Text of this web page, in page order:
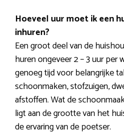
Hoeveel uur moet ik een
inhuren?
Een groot deel van de
huren ongeveer 2 – 3 uur per
genoeg tijd voor belangrijke
schoonmaken, stofzuigen,
afstoffen. Wat de
ligt aan de grootte van het
de ervaring van de poetser.